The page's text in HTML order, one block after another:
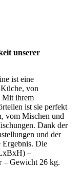
unserer
ist eine
von
Mit ihrem
ist sie perfekt
vom Mischen und
Dank der
und der
Ergebnis. Die
–
– Gewicht 26 kg.